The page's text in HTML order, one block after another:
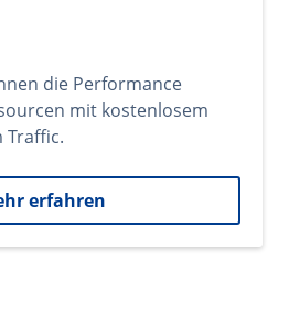
die Performance
mit kostenlosem
Traffic.
erfahren